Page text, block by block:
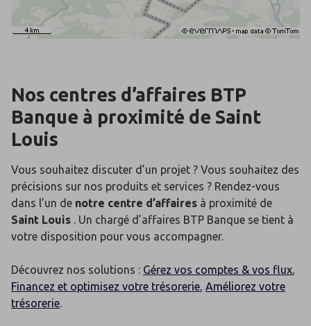
Nos centres d’affaires BTP
Banque à proximité de Saint
Louis
Vous souhaitez discuter d’un projet ? Vous souhaitez des
précisions sur nos produits et services ? Rendez-vous
dans l’un de notre centre d’affaires à proximité de
Saint Louis . Un chargé d’affaires BTP Banque se tient à
votre disposition pour vous accompagner.
Découvrez nos solutions : Gérez vos comptes & vos flux,
Financez et optimisez votre trésorerie, Améliorez votre
trésorerie.